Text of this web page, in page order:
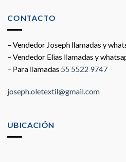
CONTACTO
– Vendedor Joseph llamadas y
– Vendedor Elias llamadas y
– Para llamadas 55 5522 9747
joseph.oletextil@gmail.com
UBICACIÓN